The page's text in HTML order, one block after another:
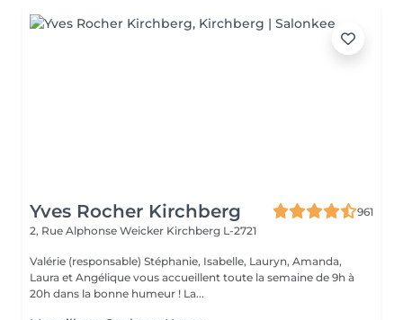
Yves Rocher Kirchberg
961
2, Rue Alphonse Weicker Kirchberg L-2721
Valérie (responsable) Stéphanie, Isabelle, Lauryn, Amanda,
Laura et Angélique vous accueillent toute la semaine de 9h à
20h dans la bonne humeur ! La...